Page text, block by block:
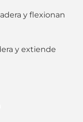
y flexionan
y extiende